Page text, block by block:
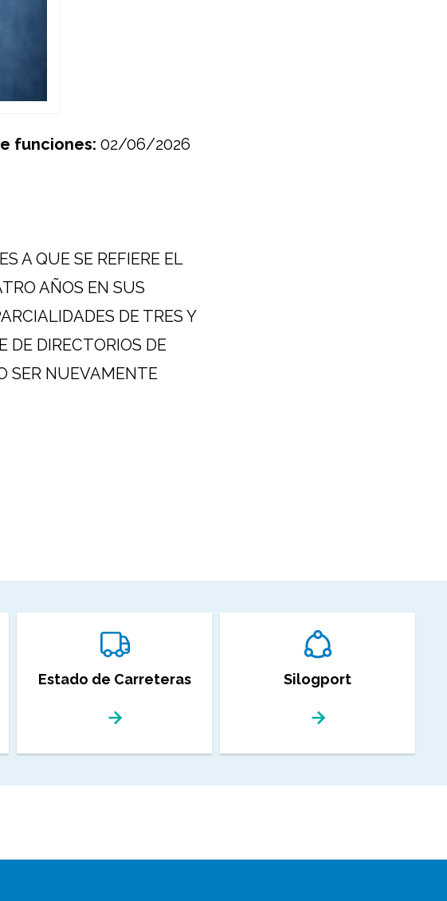
funciones: 02/06/2026
A QUE SE REFIERE EL
AÑOS EN SUS
DE TRES Y
DE DIRECTORIOS DE
SER NUEVAMENTE
Estado de Carreteras Silogport